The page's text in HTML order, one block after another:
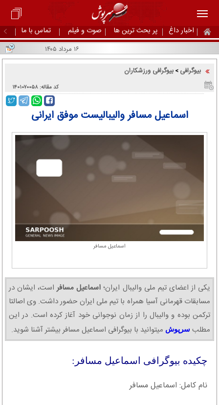
اخبار داغ پر بحث ترین ها صوت و فیلم تماس با ما
بیوگرافی > بیوگرافی ورزشکاران
کد مقاله: ۱۴۰۱۰۷۰۰۵۸
اسماعیل مسافر والیبالیست موفق ایرانی
اسماعیل مسافر
یکی از اعضای تیم ملی والیبال ایران؛ اسماعیل مسافراست، ایشان در
مسابقات قهرمانی آسیا همراه با تیم ملی ایران حضور داشت. وی اصالتا
ترکمن بوده و والیبال را از زمان نوجوانی خود آغاز کرده است. در این
مطلب سرپوش میتوانید با بیوگرافی اسماعیل مسافر بیشتر آشنا شوید.
چکیده بیوگرافی اسماعیل مسافر:
نام کامل: اسماعیل مسافر